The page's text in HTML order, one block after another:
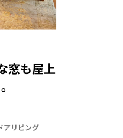
窓も屋上
アリビング